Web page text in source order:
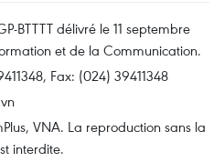
BTTTT délivré le 11 septembre
et de la Communication.
Fax: (024) 39411348
VNA. La reproduction sans la
interdite.